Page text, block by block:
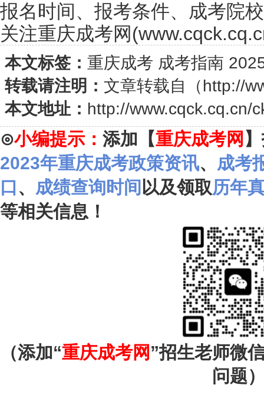
报名时间、报考条件、成考院
关注重庆成考网
本文标签： 重庆成考 成考指南
转载请注明： 文章转载自（http://
本文地址： http://www.cqck.cq.cn/
⊙小编提示： 添加【重庆成考网
2023年重庆成考政策资讯、 成考
口 、 成绩查询时间 以及领取历年
等相关信息！
（添加“重庆成考网 ”招生老师微
问题